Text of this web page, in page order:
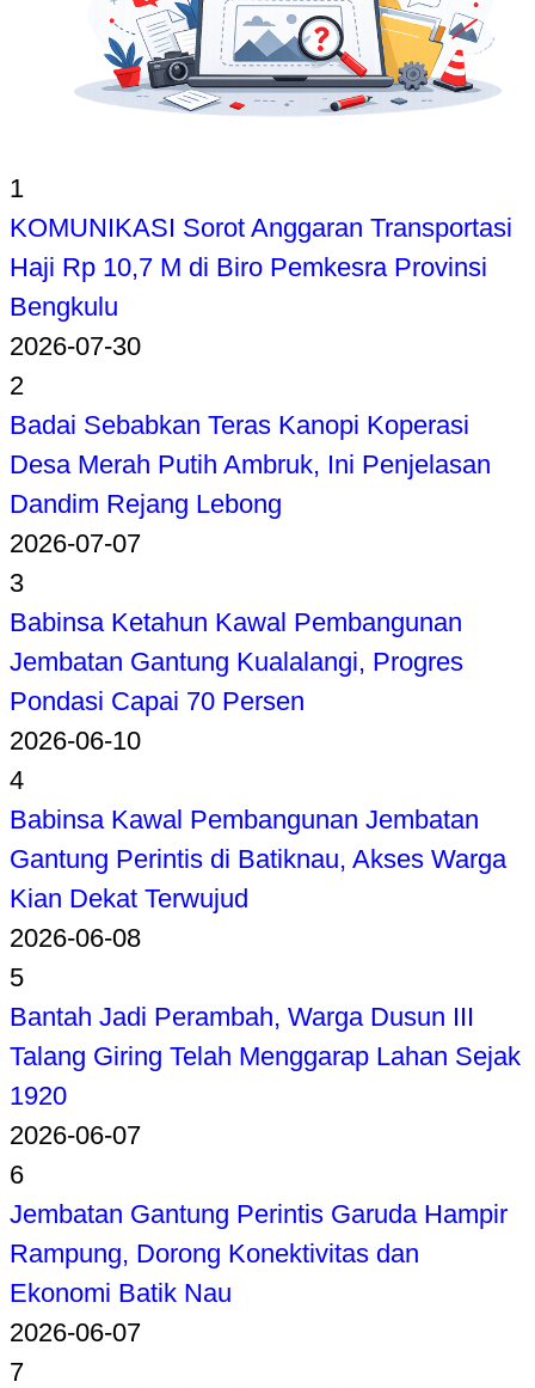
1
KOMUNIKASI Sorot Anggaran Transportasi
Haji Rp 10,7 M di Biro Pemkesra Provinsi
Bengkulu
2026-07-30
2
Badai Sebabkan Teras Kanopi Koperasi
Desa Merah Putih Ambruk, Ini Penjelasan
Dandim Rejang Lebong
2026-07-07
3
Babinsa Ketahun Kawal Pembangunan
Jembatan Gantung Kualalangi, Progres
Pondasi Capai 70 Persen
2026-06-10
4
Babinsa Kawal Pembangunan Jembatan
Gantung Perintis di Batiknau, Akses Warga
Kian Dekat Terwujud
2026-06-08
5
Bantah Jadi Perambah, Warga Dusun III
Talang Giring Telah Menggarap Lahan Sejak
1920
2026-06-07
6
Jembatan Gantung Perintis Garuda Hampir
Rampung, Dorong Konektivitas dan
Ekonomi Batik Nau
2026-06-07
7